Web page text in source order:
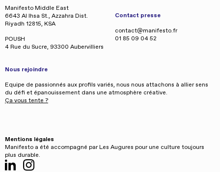
Manifesto Middle East
6643 Al Ihsa St., Azzahra Dist.
Riyadh 12815, KSA
POUSH
4 Rue du Sucre, 93300 Aubervilliers
Contact presse
contact@manifesto.fr
01 85 09 04 52
Nous rejoindre
Equipe de passionnés aux profils variés, nous nous attachons à allier sens
du défi et épanouissement dans une atmosphère créative.
Ça vous tente ?
Mentions légales
Manifesto a été accompagné par Les Augures pour une culture toujours
plus durable.